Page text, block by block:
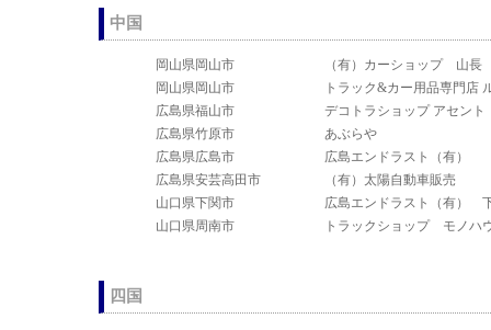
中国
岡山県岡山市
（有）カーショップ 山長
岡山県岡山市
トラック&カー用品専門店
広島県福山市
デコトラショップ アセント
広島県竹原市
あぶらや
広島県広島市
広島エンドラスト（有）
広島県安芸高田市
（有）太陽自動車販売
山口県下関市
広島エンドラスト（有）
山口県周南市
トラックショップ モノハ
四国